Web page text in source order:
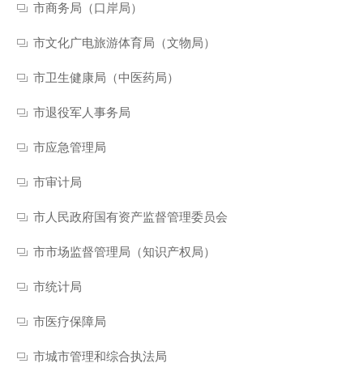
市商务局（口岸局）
市文化广电旅游体育局（文物局）
市卫生健康局（中医药局）
市退役军人事务局
市应急管理局
市审计局
市人民政府国有资产监督管理委员会
市市场监督管理局（知识产权局）
市统计局
市医疗保障局
市城市管理和综合执法局